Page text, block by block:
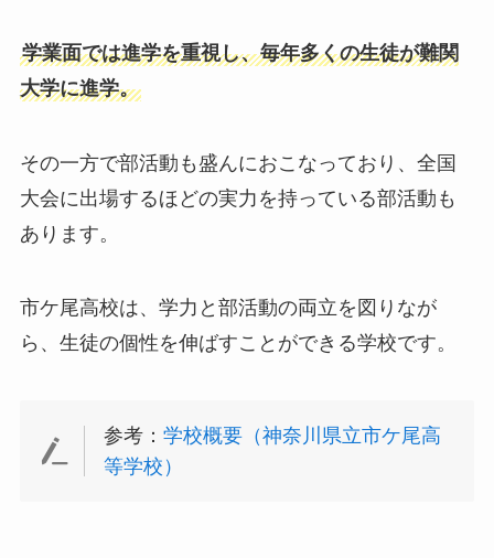
学業面では進学を重視し、毎年多くの生徒が難関
大学に進学。
その一方で部活動も盛んにおこなっており、全国
大会に出場するほどの実力を持っている部活動も
あります。
市ケ尾高校は、学力と部活動の両立を図りなが
ら、生徒の個性を伸ばすことができる学校です。
参考：学校概要（神奈川県立市ケ尾高
等学校）